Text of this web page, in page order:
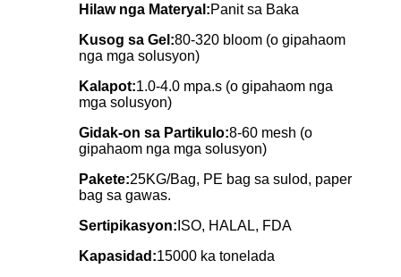
Hilaw nga Materyal:Panit sa Baka
Kusog sa Gel:80-320 bloom (o gipahaom
nga mga solusyon)
Kalapot:1.0-4.0 mpa.s (o gipahaom nga
mga solusyon)
Gidak-on sa Partikulo:8-60 mesh (o
gipahaom nga mga solusyon)
Pakete:25KG/Bag, PE bag sa sulod, paper
bag sa gawas.
Sertipikasyon: ISO, HALAL, FDA
Kapasidad:15000 ka tonelada